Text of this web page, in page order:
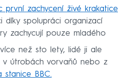
první zachycení živé krakatice
díky spolupráci organizací
zachycují pouze mladého
než sto lety, lidé ji ale
v útrobách vorvaňů nebo z
stanice BBC.